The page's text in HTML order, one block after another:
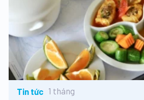
Tin tức 1 tháng